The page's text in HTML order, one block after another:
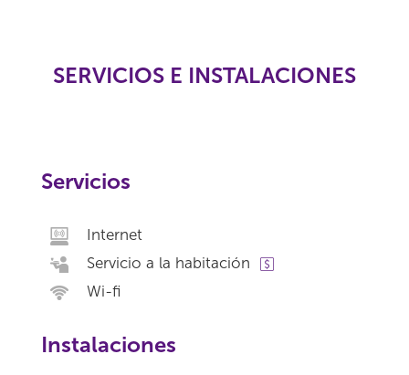
SERVICIOS E INSTALACIONES
Servicios
Internet
Servicio a la habitación
Wi-fi
Instalaciones